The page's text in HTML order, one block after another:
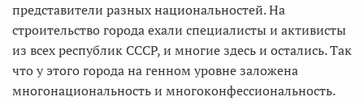
представители разных национальностей. На
строительство города ехали специалисты и активисты
из всех республик СССР, и многие здесь и остались. Так
что у этого города на генном уровне заложена
многонациональность и многоконфессиональность.